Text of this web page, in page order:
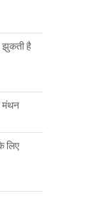
झुकती है
मंथन
लिए